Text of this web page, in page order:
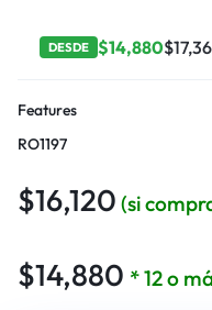
DESDE $14,880$
Features
RO1197
$16,120 (si
$14,880 * 12 o